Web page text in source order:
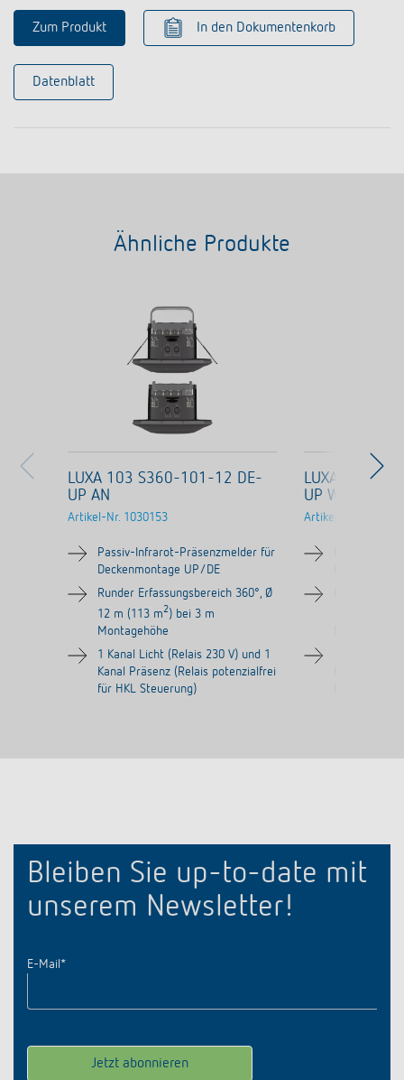
Zum Produkt In den Dokumentenkorb
Datenblatt
Ähnliche Produkte
LUXA 103 S360-101-12 DE-
UP AN
Artikel-Nr. 1030153
Passiv-Infrarot-Präsenzmelder für
Deckenmontage UP/DE
Runder Erfassungsbereich 360°, Ø
12 m (113 m2) bei 3 m
Montagehöhe
1 Kanal Licht (Relais 230 V) und 1
Kanal Präsenz (Relais potenzialfrei
für HKL Steuerung)
LUXA 103
UP WH
Artikel-Nr.
Bleiben Sie up-to-date mit
unserem Newsletter!
E-Mail *